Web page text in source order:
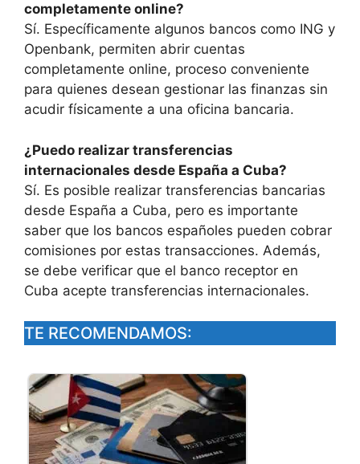
completamente online?
Sí. Específicamente algunos bancos como ING y
Openbank, permiten abrir cuentas
completamente online, proceso conveniente
para quienes desean gestionar las finanzas sin
acudir físicamente a una oficina bancaria.
¿Puedo realizar transferencias
internacionales desde España a Cuba?
Sí. Es posible realizar transferencias bancarias
desde España a Cuba, pero es importante
saber que los bancos españoles pueden cobrar
comisiones por estas transacciones. Además,
se debe verificar que el banco receptor en
Cuba acepte transferencias internacionales.
TE RECOMENDAMOS: